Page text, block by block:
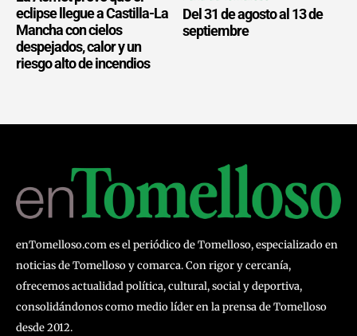
eclipse llegue a Castilla-La
Mancha con cielos
despejados, calor y un
riesgo alto de incendios
Del 31 de agosto al 13 de
septiembre
enTomelloso.com es el periódico de Tomelloso, especializado en
noticias de Tomelloso y comarca. Con rigor y cercanía,
ofrecemos actualidad política, cultural, social y deportiva,
consolidándonos como medio líder en la prensa de Tomelloso
desde 2012.